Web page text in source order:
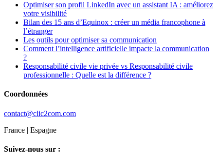
Optimiser son profil LinkedIn avec un assistant IA : améliorez
votre visibilité
Bilan des 15 ans d’Equinox : créer un média francophone à
l’étranger
Les outils pour optimiser sa communication
Comment l’intelligence artificielle impacte la communication
?
Responsabilité civile vie privée vs Responsabilité civile
professionnelle : Quelle est la différence ?
Coordonnées
contact@clic2com.com
France | Espagne
Suivez-nous sur :